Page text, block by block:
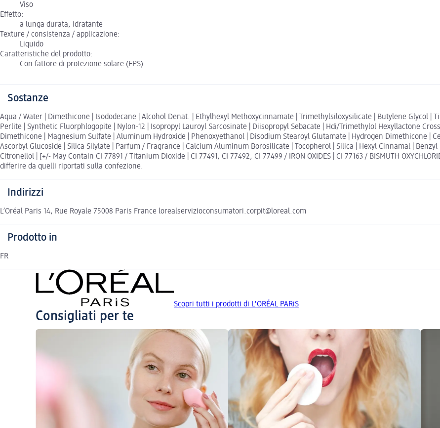
Viso
Effetto:
a lunga durata, Idratante
Texture / consistenza / applicazione:
Liquido
Caratteristiche del prodotto:
Con fattore di protezione solare (FPS)
Sostanze
Aqua / Water | Dimethicone | Isododecane | Alcohol Denat. | Ethylhexyl Methoxycinnamate | Trimethylsiloxysilicate | Butylene Glycol |
Perlite | Synthetic Fluorphlogopite | Nylon-12 | Isopropyl Lauroyl Sarcosinate | Diisopropyl Sebacate | Hdi/Trimethylol Hexyllactone
Dimethicone | Magnesium Sulfate | Aluminum Hydroxide | Phenoxyethanol | Disodium Stearoyl Glutamate | Hydrogen Dimethicone |
Ascorbyl Glucoside | Silica Silylate | Parfum / Fragrance | Calcium Aluminum Borosilicate | Tocopherol | Silica | Hexyl Cinnamal |
Citronellol | [+/- May Contain CI 77891 / Titanium Dioxide | CI 77491, CI 77492, CI 77499 / IRON OXIDES | CI 77163 / BISMUTH
differire da quelli riportati sulla confezione.
Indirizzi
L’Oréal Paris 14, Rue Royale 75008 Paris France lorealservizioconsumatori.corpit@loreal.com
Prodotto in
FR
Scopri tutti i prodotti di L'ORÉAL PARiS
Consigliati per te